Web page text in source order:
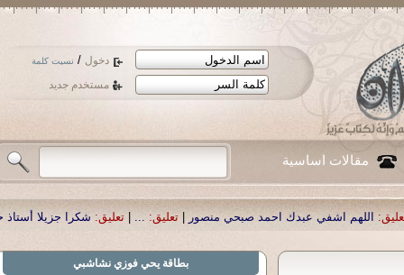
دخول / نسيت كلمة
مستخدم جديد
مقالات اساسية
احمد صبحي منصور|تعليق: ...
|تعليق: شكرا جزيلا أستاذ حمد الحمد .أكرمكم الله
بطاقة يحي فوزي نشاشبي